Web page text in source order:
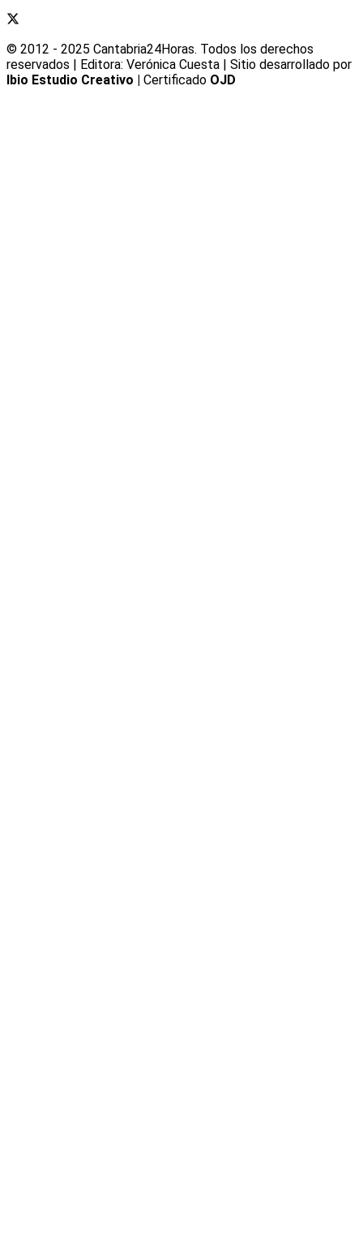
© 2012 - 2025 Cantabria24Horas. Todos los derechos
reservados | Editora: Verónica Cuesta | Sitio desarrollado por
Ibio Estudio Creativo | Certificado OJD